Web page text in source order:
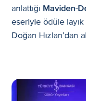
anlattığı Maviden-
eseriyle ödüle
Doğan Hızlan’dan